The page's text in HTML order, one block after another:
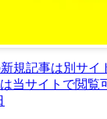
規記事は別サイ
当サイトで閲覧